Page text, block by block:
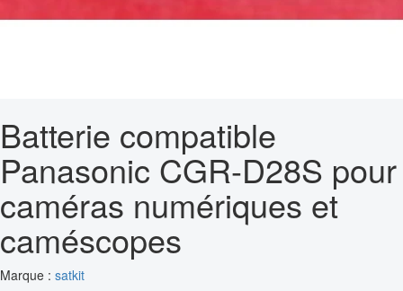
Batterie compatible
Panasonic CGR-D28S pour
caméras numériques et
caméscopes
Marque : satkit